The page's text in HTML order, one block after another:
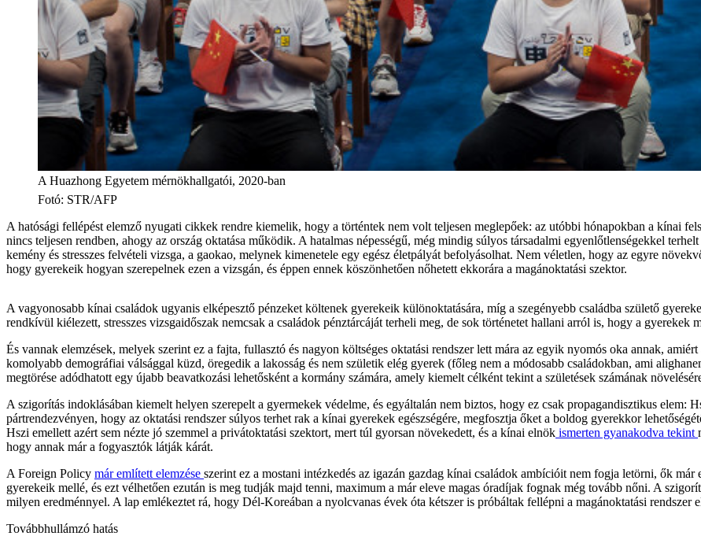
A Huazhong Egyetem mérnökhallgatói, 2020-ban
Fotó: STR/AFP
A hatósági fellépést elemző nyugati cikkek rendre kiemelik, hogy a történtek nem volt teljesen meglepőek: az utóbbi hónapokban a kínai
nincs teljesen rendben, ahogy az ország oktatása működik. A hatalmas népességű, még mindig súlyos társadalmi egyenlőtlenségekkel
kemény és stresszes felvételi vizsga, a gaokao, melynek kimenetele egy egész életpályát befolyásolhat. Nem véletlen, hogy az egyre
hogy gyerekeik hogyan szerepelnek ezen a vizsgán, és éppen ennek köszönhetően nőhetett ekkorára a magánoktatási szektor.
A vagyonosabb kínai családok ugyanis elképesztő pénzeket költenek gyerekeik különoktatására, míg a szegényebb családba születő
rendkívül kiélezett, stresszes vizsgaidőszak nemcsak a családok pénztárcáját terheli meg, de sok történetet hallani arról is, hogy a gyerekek
És vannak elemzések, melyek szerint ez a fajta, fullasztó és nagyon költséges oktatási rendszer lett mára az egyik nyomós oka annak,
komolyabb demográfiai válsággal küzd, öregedik a lakosság és nem születik elég gyerek (főleg nem a módosabb családokban, ami
megtörése adódhatott egy újabb beavatkozási lehetősként a kormány számára, amely kiemelt célként tekint a születések számának
A szigorítás indoklásában kiemelt helyen szerepelt a gyermekek védelme, és egyáltalán nem biztos, hogy ez csak propagandisztikus elem:
pártrendezvényen, hogy az oktatási rendszer súlyos terhet rak a kínai gyerekek egészségére, megfosztja őket a boldog gyerekkor
Hszi emellett azért sem nézte jó szemmel a privátoktatási szektort, mert túl gyorsan növekedett, és a kínai elnök ismerten gyanakodva tekint
hogy annak már a fogyasztók látják kárát.
A Foreign Policy már említett elemzése szerint ez a mostani intézkedés az igazán gazdag kínai családok ambícióit nem fogja letörni, ők
gyerekeik mellé, és ezt vélhetően ezután is meg tudják majd tenni, maximum a már eleve magas óradíjak fognak még tovább nőni. A
milyen eredménnyel. A lap emlékeztet rá, hogy Dél-Koreában a nyolcvanas évek óta kétszer is próbáltak fellépni a magánoktatási rendszer
Továbbhullámzó hatás